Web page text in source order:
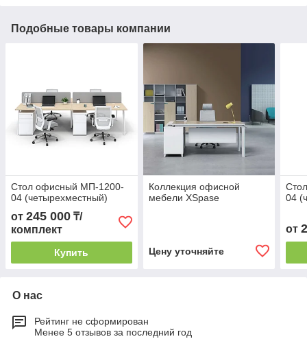
Подобные товары компании
Стол офисный МП-1200-
04 (четырехместный)
от 245 000 ₸/
комплект
Купить
Коллекция офисной
мебели XSpase
Цену уточняйте
04
от
О нас
Рейтинг не сформирован
Менее 5 отзывов за последний год